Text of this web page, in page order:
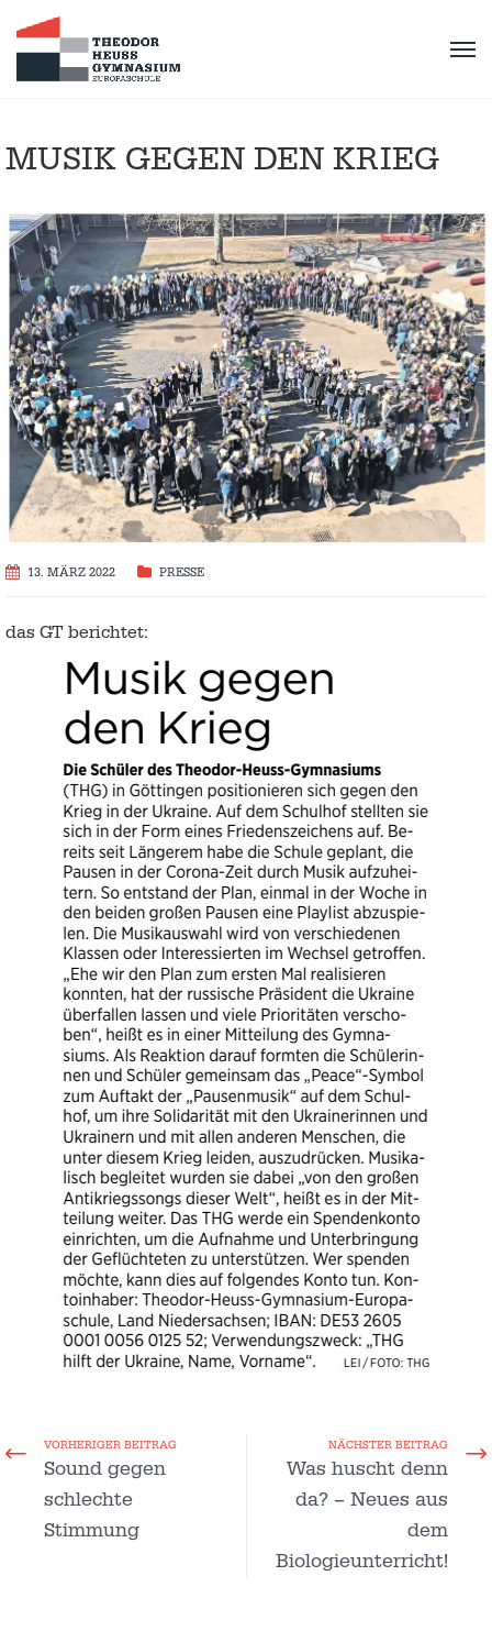
MUSIK GEGEN DEN KRIEG
13. MÄRZ 2022 PRESSE
das GT berichtet:
VORHERIGER BEITRAG
Sound gegen
schlechte
Stimmung
NÄCHSTER BEITRAG
Was huscht denn
da? – Neues aus
dem
Biologieunterricht!